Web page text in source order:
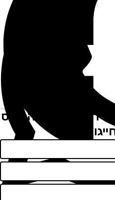
מלאו את הטופס